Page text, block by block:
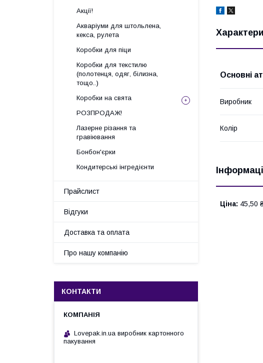
Основні
Виробник
Колір
Ціна: 45,50
Акції!
Акваріуми для штольлена,
кекса, рулета
Коробки для піци
Коробки для текстилю
(полотенця, одяг, білизна,
тощо..)
Коробки на свята
РОЗПРОДАЖ!
Лазерне різання та
гравіювання
Бонбон'єрки
Кондитерські інгредієнти
Прайслист
Відгуки
Доставка та оплата
Про нашу компанію
КОНТАКТИ
Lovepak.in.ua виробник картонного
пакування